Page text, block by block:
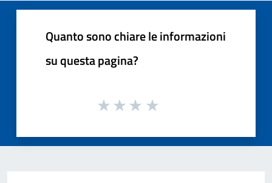
Quanto sono chiare le informazioni
su questa pagina?